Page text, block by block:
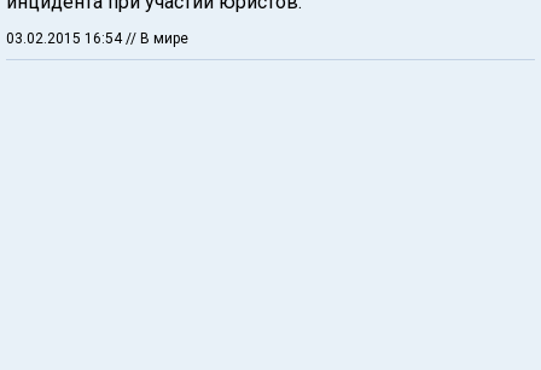
03.02.2015 16:54 // В мире